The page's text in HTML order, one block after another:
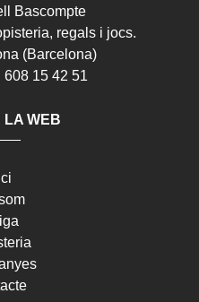
Bascompte
regals i jocs.
(Barcelona)
608 15 42 51
LA WEB